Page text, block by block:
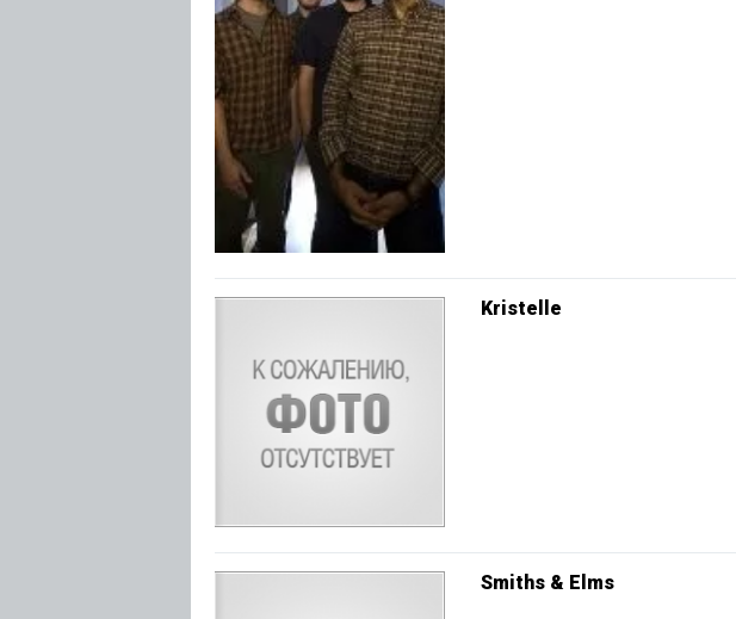
Kristelle
Smiths & Elms